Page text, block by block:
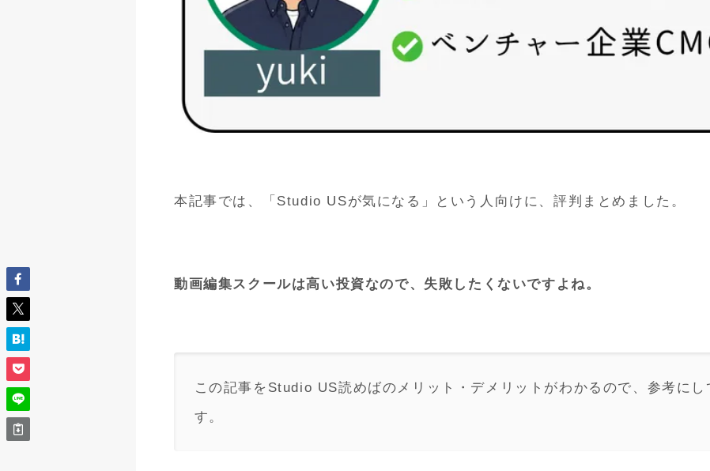
本記事では、「Studio USが気になる」という人向けに、評判まとめました。
動画編集スクールは高い投資なので、失敗したくないですよね。
この記事をStudio US読めばのメリット・デメリットがわかるので、参考にし
す。